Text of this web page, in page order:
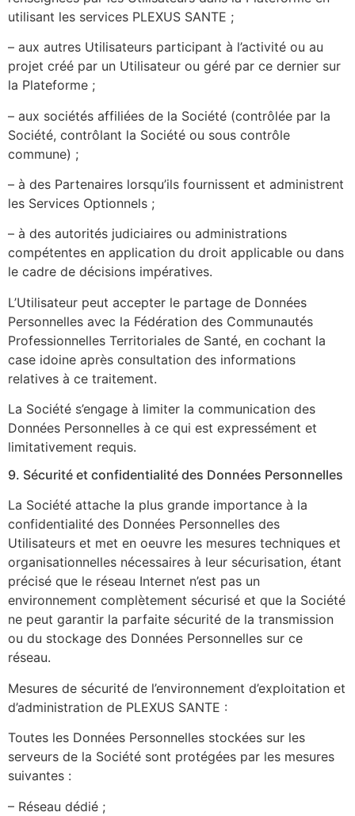
utilisant les services PLEXUS SANTE ;
– aux autres Utilisateurs participant à l’activité ou au
projet créé par un Utilisateur ou géré par ce dernier sur
la Plateforme ;
– aux sociétés affiliées de la Société (contrôlée par la
Société, contrôlant la Société ou sous contrôle
commune) ;
– à des Partenaires lorsqu’ils fournissent et administrent
les Services Optionnels ;
– à des autorités judiciaires ou administrations
compétentes en application du droit applicable ou dans
le cadre de décisions impératives.
L’Utilisateur peut accepter le partage de Données
Personnelles avec la Fédération des Communautés
Professionnelles Territoriales de Santé, en cochant la
case idoine après consultation des informations
relatives à ce traitement.
La Société s’engage à limiter la communication des
Données Personnelles à ce qui est expressément et
limitativement requis.
9. Sécurité et confidentialité des Données Personnelles
La Société attache la plus grande importance à la
confidentialité des Données Personnelles des
Utilisateurs et met en oeuvre les mesures techniques et
organisationnelles nécessaires à leur sécurisation, étant
précisé que le réseau Internet n’est pas un
environnement complètement sécurisé et que la Société
ne peut garantir la parfaite sécurité de la transmission
ou du stockage des Données Personnelles sur ce
réseau.
Mesures de sécurité de l’environnement d’exploitation et
d’administration de PLEXUS SANTE :
Toutes les Données Personnelles stockées sur les
serveurs de la Société sont protégées par les mesures
suivantes :
– Réseau dédié ;